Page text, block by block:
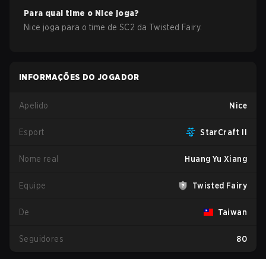
Para qual time o Nice joga?
Nice joga para o time deSC2 da Twisted Fairy.
INFORMAÇÕES DO JOGADOR
Apelido Nice
Esport StarCraft II
Nome real Huang Yu Xiang
Equipe Twisted Fairy
De Taiwan
Seguidores 80